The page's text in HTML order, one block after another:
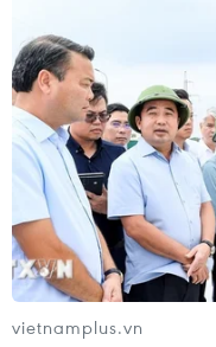
vietnamplus.vn